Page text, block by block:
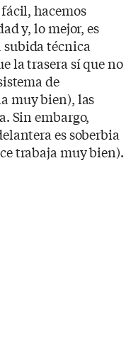
hacemos
y, lo mejor, es
subida técnica
la trasera sí que no
de
muy bien), las
Sin embargo,
es soberbia
trabaja muy bien).